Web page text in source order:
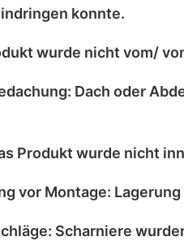
konnte.
wurde nicht vom/
Dach oder
Produkt wurde nicht
vor Montage: Lagerung
Scharniere